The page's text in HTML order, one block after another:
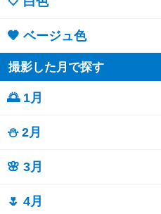
🤎 ベージュ色
撮影した月で探す
🌅 1月
⛄ 2月
🌸 3月
🌷 4月